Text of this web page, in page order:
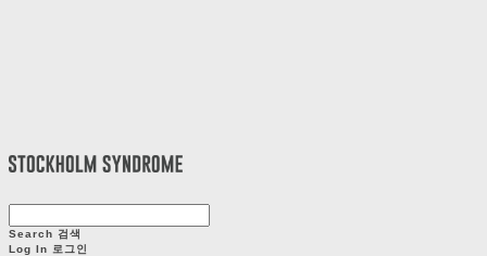
Search 검색
Log In 로그인